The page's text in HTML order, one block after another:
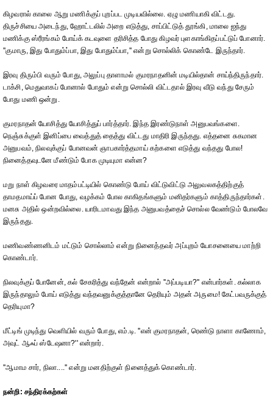
கிழவரால் காலை ஆறு மணிக்குப் புறப்பட முடியவில்லை. ஏழு மணியாகி விட்டது.
திருச்சியை அடைந்து, ஹோட்டலில் அறை எடுத்து, சாப்பிட்டுத் தூங்கி, மாலை ஐந்து
மணிக்கு ஸ்ரீரங்கம் போய்க் கடவுளை தரிசித்த போது கிழவர் புளகாங்கிதப்பட்டுப் போனார்.
''குமாரு, இது போதும்ப்பா, இது போதும்ப்பா,'' என்று சொல்லிக் கொண்டே இருந்தார்.
இரவு திரும்பி வரும் போது, அலுப்பு தாளாமல் குமரநாதனின் மடியில்தான் சாய்ந்திருந்தார்.
டாக்சி, மெதுவாகப் போனால் போதும் என்று சொல்லி விட்டதால் இரவு வீடு வந்து சேரும்
போது மணி ஒன்று.
குமரநாதன் யோசித்து யோசித்துப் பார்த்தார். இந்த இரண்டுநாள் அனுபவங்களை.
நெஞ்சுக்குள் இனிப்பை வைத்துத் தைத்து விட்டது மாதிரி இருந்தது. எத்தனை சுகமான
அனுபவம், நிலவுக்குப் போனவன் ஞாபகார்த்தமாய் கற்களை எடுத்து வந்தது போல!
நினைத்தவுடனே மீண்டும் போக முடியுமா என்ன?
மறு நாள் கிழவரை மாதம்பட்டியில் கொண்டு போய் விட்டுவிட்டு அலுவலகத்திற்குத்
தாமதமாய்ப் போன போது, வழக்கம் போல காகிதங்களும் மனிதர்களும் காத்திருந்தார்கள்.
மனசு அதில் ஒன்றவில்லை. யாரிடமாவது இந்த அனுபவத்தைச் சொல்ல வேண்டும் போலவே
இருந்தது.
மணிவண்ணனிடம் மட்டும் சொல்லாம் என்று நினைத்தவர் அப்புறம் யோசனையை மாற்றி
கொண்டார்.
நிலவுக்குப் போனேன், கல் சேகரித்து வந்தேன் என்றால் ''அப்படியா?'' என்பார்கள். கல்லாக
இருந்தாலும் போய் எடுத்து வந்தவனுக்குத்தானே தெரியும் அதன் அருமை! கேட்பவருக்குத்
தெரியுமா?
மீட்டிங் முடிந்து வெளியில் வரும் போது, எம்.டி. ''என் குமரநாதன், ரெண்டு நாளா காணோம்,
அவுட் ஆஃப் ஸ்டேஷனா?'' என்றார்.
''ஆமாம சார், நிலா....'' என்று மனதிற்குள் நினைத்துக் கொண்டார்.
நன்றி: சந்திரக்கற்கள்